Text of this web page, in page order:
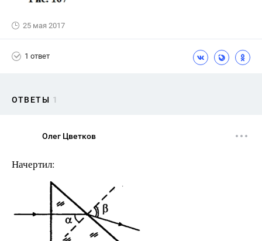
25 мая 2017
1 ответ
ОТВЕТЫ 1
Олег Цветков
Начертил: